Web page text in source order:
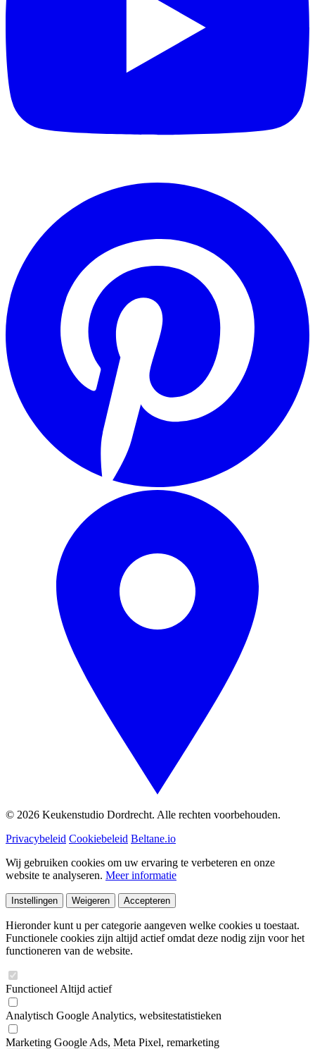
© 2026 Keukenstudio Dordrecht. Alle rechten voorbehouden.
Privacybeleid Cookiebeleid Beltane.io
Wij gebruiken cookies om uw ervaring te verbeteren en onze
website te analyseren. Meer informatie
Instellingen Weigeren Accepteren
Hieronder kunt u per categorie aangeven welke cookies u toestaat.
Functionele cookies zijn altijd actief omdat deze nodig zijn voor het
functioneren van de website.
Functioneel Altijd actief
Analytisch Google Analytics, websitestatistieken
Marketing Google Ads, Meta Pixel, remarketing